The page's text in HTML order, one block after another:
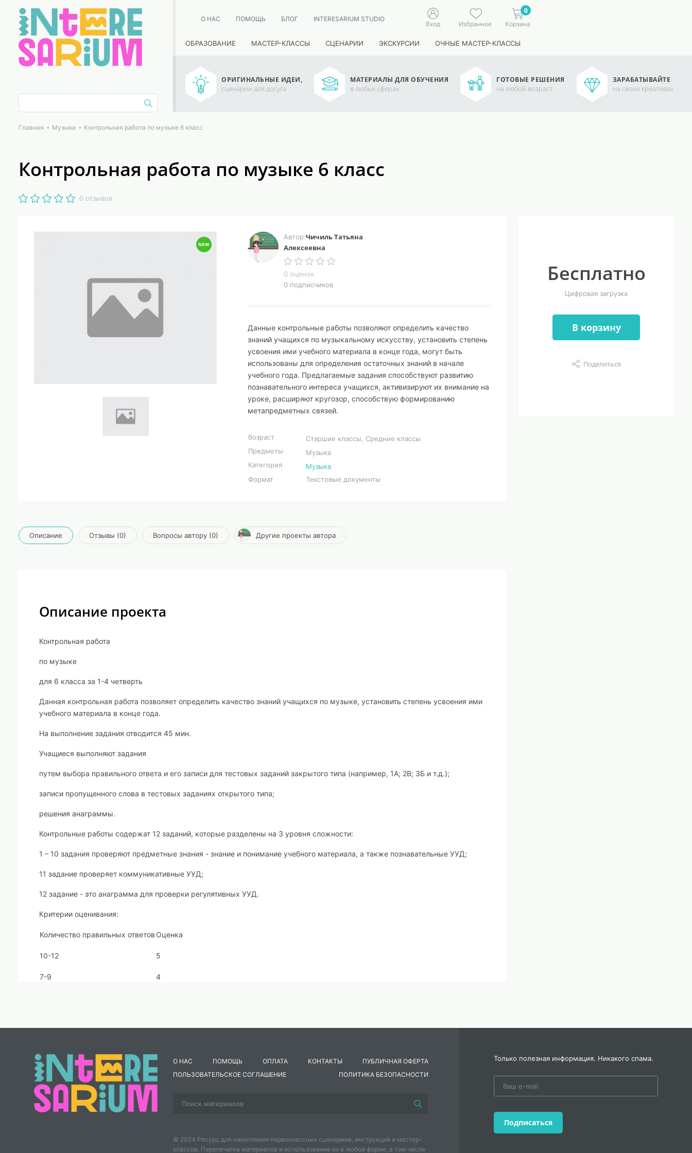
О НАС ПОМОЩЬ БЛОГ INTERESARIUM STUDIO
Вход Избранное
0
Корзина
ОБРАЗОВАНИЕ МАСТЕР-КЛАССЫ СЦЕНАРИИ ЭКСКУРСИИ ОЧНЫЕ МАСТЕР-КЛАССЫ
ОРИГИНАЛЬНЫЕ ИДЕИ,
сценарии для досуга
МАТЕРИАЛЫ ДЛЯ ОБУЧЕНИЯ
в любых сферах
ГОТОВЫЕ РЕШЕНИЯ
на любой возраст
ЗАРАБАТЫВАЙТЕ
на своих креативах
Главная Музыка Контрольная работа по музыке 6 класс
Контрольная работа по музыке 6 класс
0 отзывов
Автор Чичиль Татьяна
Алексеевна
0 оценок
0 подписчиков
Данные контрольные работы позволяют определить качество
знаний учащихся по музыкальному искусству, установить степень
усвоения ими учебного материала в конце года, могут быть
использованы для определения остаточных знаний в начале
учебного года. Предлагаемые задания способствуют развитию
познавательного интереса учащихся, активизируют их внимание на
уроке, расширяют кругозор, способствую формированию
метапредметных связей.
Возраст
Старшие классы, Средние классы
Предметы
Музыка
Категория
Музыка
Формат
Текстовые документы
Бесплатно
Цифровая загрузка
В корзину
Поделиться
Описание Отзывы (0) Вопросы автору (0) Другие проекты автора
Описание проекта
Контрольная работа
по музыке
для 6 класса за 1-4 четверть
Данная контрольная работа позволяет определить качество знаний учащихся по музыке, установить степень усвоения ими
учебного материала в конце года.
На выполнение задания отводится 45 мин.
Учащиеся выполняют задания
путем выбора правильного ответа и его записи для тестовых заданий закрытого типа (например, 1А; 2В; 3Б и т.д.);
записи пропущенного слова в тестовых заданиях открытого типа;
решения анаграммы.
Контрольные работы содержат 12 заданий, которые разделены на 3 уровня сложности:
1 – 10 задания проверяют предметные знания - знание и понимание учебного материала, а также познавательные УУД;
11 задание проверяет коммуникативные УУД;
12 задание - это анаграмма для проверки регулятивных УУД.
Критерии оценивания:
Количество правильных ответов Оценка
10-12 5
7-9 4
А) Контрабас Б) Скрипка В) Орган Г) Арфа
2. Выберите важные составляющие джазовой музыки. Выберите все правильные варианты ответов.
А) напевная мелодия Б) импровизация В) ровный ритм Г) полиритмия (синкопированные фигуры)
В) В. ВысоцкийГ) М. Боярский
О НАС ПОМОЩЬ ОПЛАТА КОНТАКТЫ
ПУБЛИЧНАЯ ОФЕРТА
ПОЛЬЗОВАТЕЛЬСКОЕ СОГЛАШЕНИЕ
ПОЛИТИКА БЕЗОПАСНОСТИ
© 2024 Ресурс для накопления первоклассных сценариев, инструкций и мастер-
классов. Перепечатка материалов и использование их в любой форме, в том числе
Только полезная информация. Никакого спама.
Подписаться